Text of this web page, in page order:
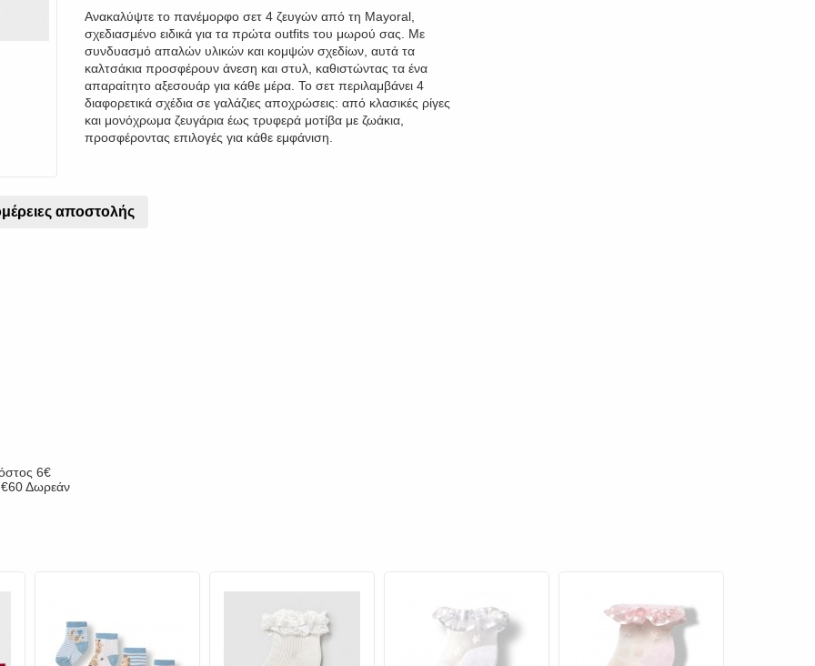
Ανακαλύψτε το πανέμορφο σετ 4 ζευγών από τη Mayoral,
σχεδιασμένο ειδικά για τα πρώτα outfits του μωρού σας. Με
συνδυασμό απαλών υλικών και κομψών σχεδίων, αυτά τα
καλτσάκια προσφέρουν άνεση και στυλ, καθιστώντας τα ένα
απαραίτητο αξεσουάρ για κάθε μέρα. Το σετ περιλαμβάνει 4
διαφορετικά σχέδια σε γαλάζιες αποχρώσεις: από κλασικές ρίγες
και μονόχρωμα ζευγάρια έως τρυφερά μοτίβα με ζωάκια,
προσφέροντας επιλογές για κάθε εμφάνιση.
αποστολής
6€
€60 Δωρεάν